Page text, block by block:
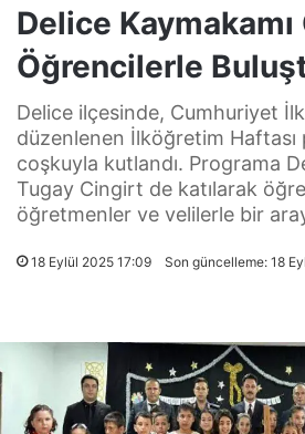
Delice
Öğrencilerle
Delice ilçesinde, Cumhuriyet
düzenlenen İlköğretim Haftası
coşkuyla kutlandı. Programa
Tugay Cingirt de katılarak
öğretmenler ve velilerle bir
18 Eylül 2025 17:09 Son güncelleme: 18